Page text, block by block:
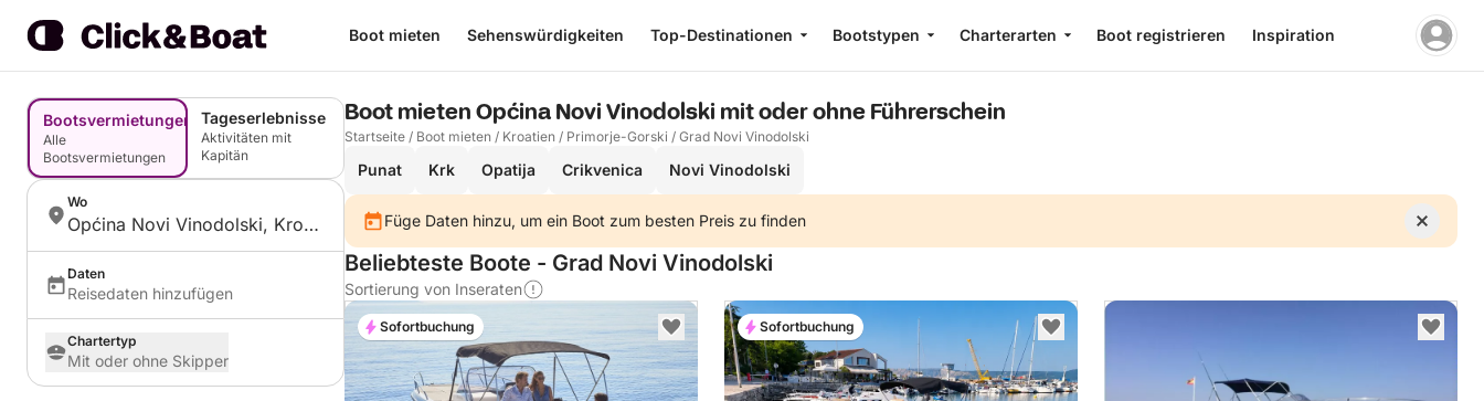
Boot mieten Sehenswürdigkeiten Top-Destinationen Bootstypen Charterarten Boot registrieren Inspiration
Bootsvermietungen
Alle
Bootsvermietungen
Tageserlebnisse
Aktivitäten mit
Kapitän
Wo
Općina Novi Vinodolski, Kroatien
Daten
Reisedaten hinzufügen
Chartertyp
Mit oder ohne Skipper
Boot mieten Općina Novi Vinodolski mit oder ohne Führerschein
Startseite / Boot mieten / Kroatien / Primorje-Gorski / Grad Novi Vinodolski
Punat Krk Opatija Crikvenica Novi Vinodolski
Füge Daten hinzu, um ein Boot zum besten Preis zu finden
Beliebteste Boote - Grad Novi Vinodolski
Sortierung von Inseraten
Sofortbuchung Sofortbuchung